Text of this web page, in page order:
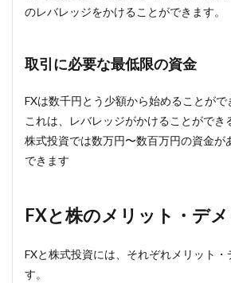
のレバレッジをかけることができます。
取引に必要な最低限の資金
FXは数千円とう少額から始めることがで
これは、レバレッジがかけることができ
株式投資では数万円〜数百万円の資金が
できます
FXと株のメリット・デ
FXと株式投資には、それぞれメリット・
す。